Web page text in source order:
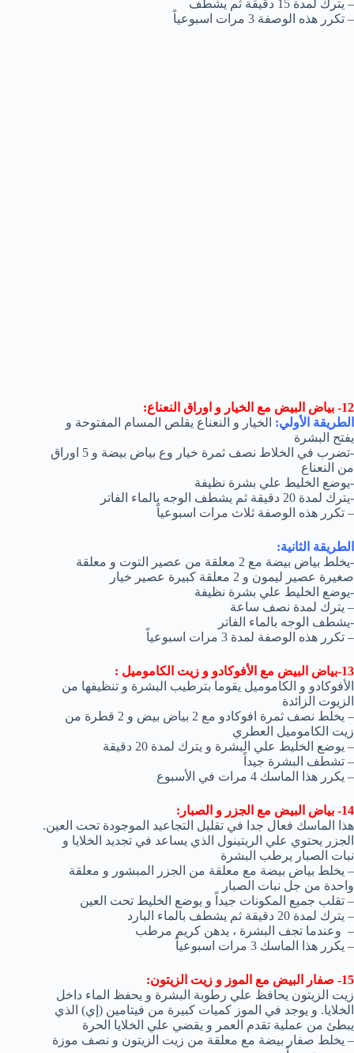
– يترك لمدة 15 دقيقة ثم يشطف
– تكرر هذه الوصفة 3 مرات اسبوعياً
12- بياض البيض مع الخيار و اوراق النعناع:
الطريقة الأولي: الخيار و النعناع يقلص المسام المفتوحة و
يفتح البشرة
-تضرب في الخلاط نصف ثمرة خيار وع بياض بيضة و 5 اوراق
من النعناع
-يوضع الخليط علي بشرة نظيفة
-يترك لمدة 20 دقيقة ثم يشطف الوجه بالماء الفاتر
– تكرر هذه الوصفة ثلاث مرات اسبوعياً
الطريقة الثانية:
-يخلط بياض بيضة مع 2 معلقة من عصير التوت و معلقة
صغيرة عصير ليمون و 2 معلقة كبيرة عصير خيار
-يوضع الخليط علي بشرة نظيفة
– يترك لمدة نصف ساعة
-يشطف الوجه بالماء الفاتر
– تكرر هذه الوصفة لمدة 3 مرات اسبوعياً
13-بياض البيض مع الأفوكادو و زيت الكاموميل :
الأفوكادو و الكاموميل يقوما بترطيب البشرة و تنظيفها من
الزيوت الزائدة
– يخلط نصف ثمرة افوكادو مع 2 بياض بيض و 2 قطرة من
زيت الكاموميل العطري
– يوضع الخليط علي البشرة و يترك لمدة 20 دقيقة
– تشطف البشرة جيداً
– يكرر هذا الماسك 4 مرات في الأسبوع
14- بياض البيض مع الجزر و الصبار:
هذا الماسك فعال جدا في تقليل التجاعيد الموجودة تحت العين.
الجزر يحتوي علي الريتينول الذي يساعد في تجديد الخلايا و
نبات الصبار يرطب البشرة
– يخلط بياض بيضة مع معلقة من الجزر المبشور و معلقة
واحدة من جل نبات الصبار
– تقلب جميع المكونات جيداً و يوضع الخليط تحت العين
– يترك لمدة 20 دقيقة ثم يشطف بالماء البارد
– وعندما تجف البشرة ، يدهن كريم مرطب
– يكرر هذا الماسك 3 مرات اسبوعياً
15- صفار البيض مع الموز و زيت الزيتون:
زيت الزيتون يحافظ علي رطوبة البشرة و يحفظ الماء داخل
الخلايا. و يوجد في الموز كميات كبيرة من فيتامين (إي) الذي
يبطئ من عملية تقدم العمر و يقضي علي الخلايا الحرة
– يخلط صفار بيضة مع معلقة من زيت الزيتون و نصف موزة